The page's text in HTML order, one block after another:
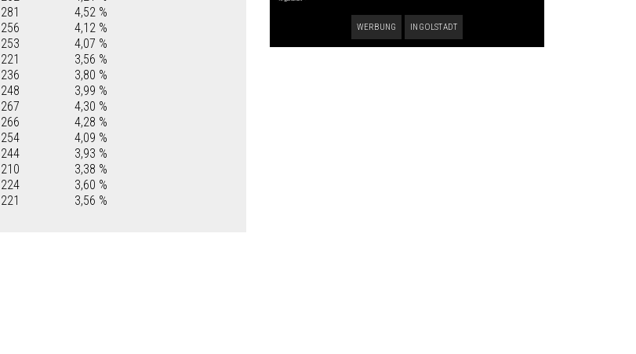
281
4,52 %
256
4,12 %
253
4,07 %
221
3,56 %
236
3,80 %
248
3,99 %
267
4,30 %
266
4,28 %
254
4,09 %
244
3,93 %
210
3,38 %
224
3,60 %
221 3,56 %
WERBUNG INGOLSTADT